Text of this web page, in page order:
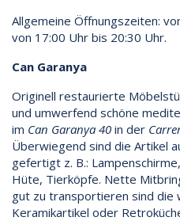
Allgemeine Öffnungszeiten:
von 17:00 Uhr bis 20:30 Uhr.
Can Garanya
Originell restaurierte
und umwerfend schöne
im Can Garanya 40 in der
Überwiegend sind die Artikel
gefertigt z. B.:
Hüte, Tierköpfe. Nette
gut zu transportieren sind die
Keramikartikel oder